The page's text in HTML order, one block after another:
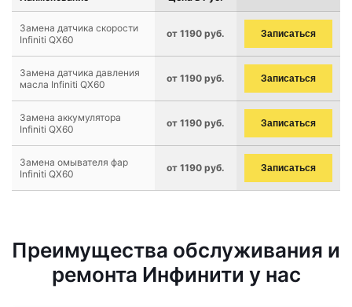
Замена датчика скорости
Infiniti QX60
от 1190 руб. Записаться
Замена датчика давления
масла Infiniti QX60
от 1190 руб. Записаться
Замена аккумулятора
Infiniti QX60
от 1190 руб. Записаться
Замена омывателя фар
Infiniti QX60
от 1190 руб. Записаться
Преимущества обслуживания и
ремонта Инфинити у нас